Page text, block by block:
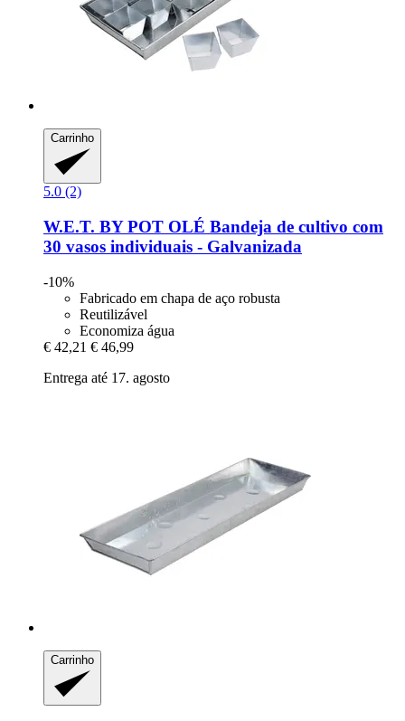
Carrinho
5.0 (2)
W.E.T. BY POT OLÉ Bandeja de cultivo com
30 vasos individuais -​ Galvanizada
-10%
Fabricado em chapa de aço robusta
Reutilizável
Economiza água
€ 42,21 € 46,99
Entrega até 17. agosto
Carrinho